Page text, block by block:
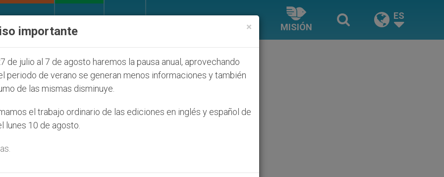
MISIÓN
ES
×
importante
de julio al 7 de agosto haremos la pausa anual, aprovechando
periodo de verano se generan menos informaciones y también
de las mismas disminuye.
el trabajo ordinario de las ediciones en inglés y español de
lunes 10 de agosto.